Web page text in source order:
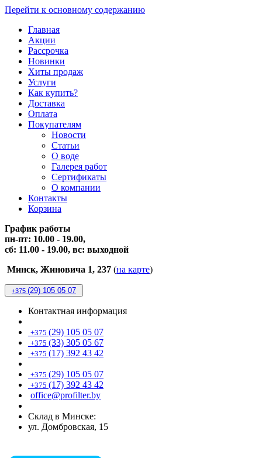
Перейти к основному содержанию
Главная
Акции
Рассрочка
Новинки
Хиты продаж
Услуги
Как купить?
Доставка
Оплата
Покупателям
Новости
Статьи
О воде
Галерея работ
Сертификаты
О компании
Контакты
Корзина
График работы
пн-пт: 10.00 - 19.00,
сб: 11.00 - 19.00, вс: выходной
Минск, Жиновича 1, 237 (на карте)
+375 (29) 105 05 07
Контактная информация
+375 (29) 105 05 07
+375 (33) 305 05 67
+375 (17) 392 43 42
+375 (29) 105 05 07
+375 (17) 392 43 42
office@profilter.by
Склад в Минске:
ул. Домбровская, 15